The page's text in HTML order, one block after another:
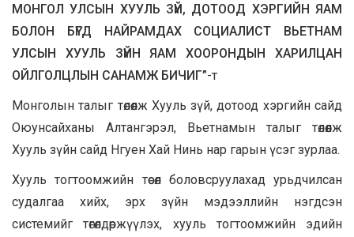
МОНГОЛ УЛСЫН ХУУЛЬ ЗҮЙ, ДОТООД ХЭРГИЙН ЯАМ
БОЛОН БҮГД НАЙРАМДАХ СОЦИАЛИСТ ВЬЕТНАМ
УЛСЫН ХУУЛЬ ЗҮЙН ЯАМ ХООРОНДЫН ХАРИЛЦАН
ОЙЛГОЛЦЛЫН САНАМЖ БИЧИГ”-т
Монголын талыг төлөөлж Хууль зүй, дотоод хэргийн сайд
Оюунсайханы Алтангэрэл, Вьетнамын талыг төлөөлж
Хууль зүйн сайд Нгуен Хай Нинь нар гарын үсэг зурлаа.
Хууль тогтоомжийн төсөл боловсруулахад урьдчилсан
судалгаа хийх, эрх зүйн мэдээллийн нэгдсэн
системийг төгөлдөржүүлэх, хууль тогтоомжийн эдийн